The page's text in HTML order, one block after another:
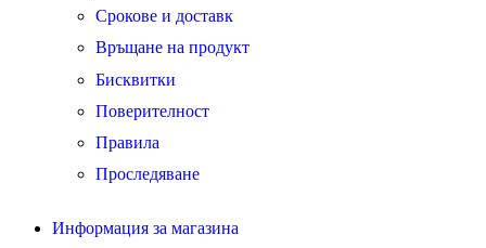
Срокове и доставк
Връщане на продукт
Бисквитки
Поверителност
Правила
Проследяване
Информация за магазина